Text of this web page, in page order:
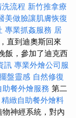
流程 新竹推拿療
美做臉讓肌膚恢復
專業抓姦服務 居
直到迪奧斯回來
飯，參加了迪克西
訊 專業外燴公司服
盤靈感 自然修復
助餐外燴服務 第二
精緻自助餐外燴料
神經系統，對內